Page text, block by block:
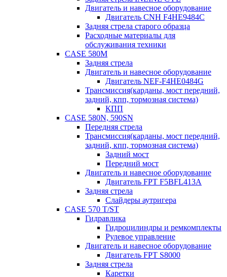
Двигатель и навесное оборудование
Двигатель CNH F4HE9484C
Задняя стрела старого образца
Расходные материалы для
обслуживания техники
CASE 580M
Задняя стрела
Двигатель и навесное оборудование
Двигатель NEF-F4HE0484G
Трансмиссия(карданы, мост передний,
задний, кпп, тормозная система)
КПП
CASE 580N, 590SN
Передняя стрела
Трансмиссия(карданы, мост передний,
задний, кпп, тормозная система)
Задний мост
Передний мост
Двигатель и навесное оборудование
Двигатель FPT F5BFL413A
Задняя стрела
Слайдеры аутригера
CASE 570 T/ST
Гидравлика
Гидроцилиндры и ремкомплекты
Рулевое управление
Двигатель и навесное оборудование
Двигатель FPT S8000
Задняя стрела
Каретки